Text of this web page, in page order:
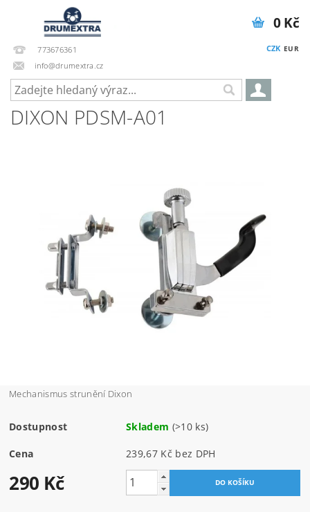
773676361
info@drumextra.cz
CZK EUR
0 Kč
DIXON PDSM-A01
Mechanismus strunění Dixon
Dostupnost Skladem (>10 ks)
Cena 239,67 Kč bez DPH
290 Kč